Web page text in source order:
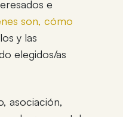
e
son, cómo
los y las
elegidos/as
asociación,